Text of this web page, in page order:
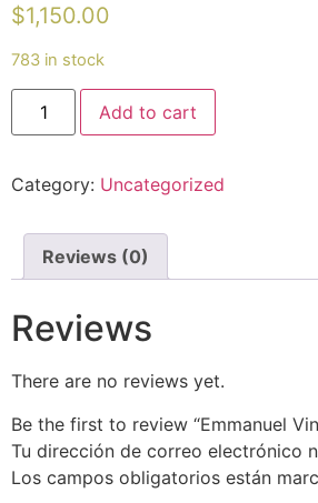
$1,150.00
783 in stock
Add to cart
Category: Uncategorized
Reviews (0)
Reviews
There are no reviews yet.
Be the first to review “Emmanuel
Tu dirección de correo electrónico
Los campos obligatorios están